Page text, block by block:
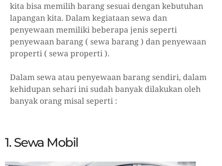
kita bisa memilih barang sesuai dengan kebutuhan
lapangan kita. Dalam kegiataan sewa dan
penyewaan memiliki beberapa jenis seperti
penyewaan barang ( sewa barang ) dan penyewaan
properti ( sewa properti ).
Dalam sewa atau penyewaan barang sendiri, dalam
kehidupan sehari ini sudah banyak dilakukan oleh
banyak orang misal seperti :
1. Sewa Mobil